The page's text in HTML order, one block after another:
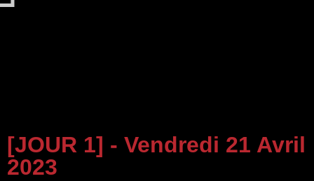
[JOUR 1] - Vendredi 21 Avril
2023